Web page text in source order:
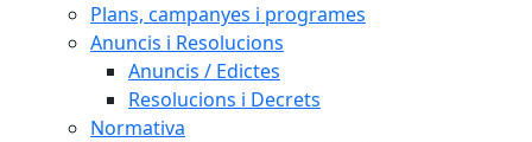
Plans, campanyes i programes
Anuncis i Resolucions
Anuncis / Edictes
Resolucions i Decrets
Normativa